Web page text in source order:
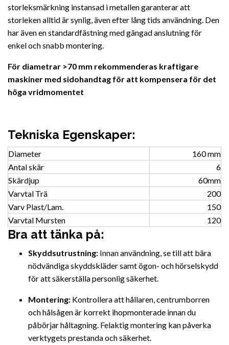
storleksmärkning instansad i metallen garanterar att
storleken alltid är synlig, även efter lång tids användning. Den
har även en standardfästning med gängad anslutning för
enkel och snabb montering.
För diametrar >70 mm rekommenderas kraftigare
maskiner med sidohandtag för att kompensera för det
höga vridmomentet
Tekniska Egenskaper:
Diameter
160 mm
Antal skär
6
Skärdjup
60mm
Varvtal Trä
200
Varv Plast/Lam.
150
Varvtal Mursten
120
Bra att tänka på:
Skyddsutrustning: Innan användning, se till att bära
nödvändiga skyddskläder samt ögon- och hörselskydd
för att säkerställa personlig säkerhet.
Montering: Kontrollera att hållaren, centrumborren
och hålsågen är korrekt ihopmonterade innan du
påbörjar håltagning. Felaktig montering kan påverka
verktygets prestanda och säkerhet.